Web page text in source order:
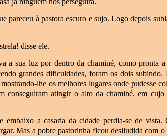
pareceu à pastora escuro e sujo. Logo depois
disse ele.
a sua luz por dentro da chaminé, como pronta
grandes dificuldades, foram os dois subindo.
lhe os melhores lugares onde pudesse
conseguiram atingir o alto da chaminé, em cujo
embaixo a casaria da cidade perdia-se de vista.
Mas a pobre pastorinha ficou desiludida com o